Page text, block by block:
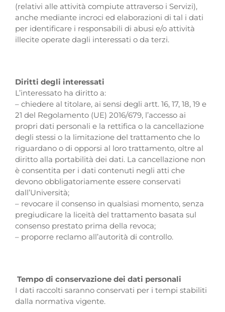
(relativi alle attività compiute attraverso i Servizi),
anche mediante incroci ed elaborazioni di tal i dati
per identificare i responsabili di abusi e/o attività
illecite operate dagli interessati o da terzi.
Diritti degli interessati
L’interessato ha diritto a:
– chiedere al titolare, ai sensi degli artt. 16, 17, 18, 19 e
21 del Regolamento (UE) 2016/679, l’accesso ai
propri dati personali e la rettifica o la cancellazione
degli stessi o la limitazione del trattamento che lo
riguardano o di opporsi al loro trattamento, oltre al
diritto alla portabilità dei dati. La cancellazione non
è consentita per i dati contenuti negli atti che
devono obbligatoriamente essere conservati
dall’Università;
– revocare il consenso in qualsiasi momento, senza
pregiudicare la liceità del trattamento basata sul
consenso prestato prima della revoca;
– proporre reclamo all’autorità di controllo.
Tempo di conservazione dei dati personali
I dati raccolti saranno conservati per i tempi stabiliti
dalla normativa vigente.